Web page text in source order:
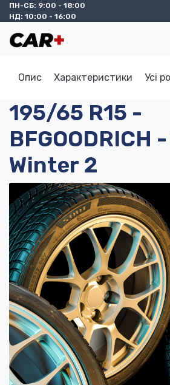
ПН-СБ: 9:00 - 18:00
НД: 10:00 - 16:00
Опис Характеристики Усі
195/65 R15 -
BFGOODRICH
Winter 2